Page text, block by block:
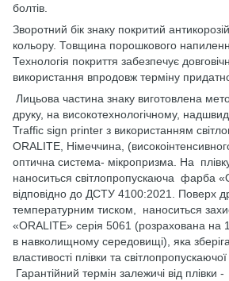
болтів.
Зворотний бік знаку покритий
кольору. Товщина порошкового
Технологія покриття забезпечує
використання впродовж терміну
Лицьова частина знаку виготовлена
друку, на високотехнологічному,
Traffic sign printer з використанням
ORALITE, Німеччина,
оптична система- мікропризма. На
наноситься світлопропускаюча фарба
відповідно до ДСТУ 4100:2021. Поверх
температурним тиском, наноситься
«ORALITE» серія 5061 (розрахована на
в навколищному середовищі), яка
властивості плівки та
Гарантійний термін залежичі від плівки -